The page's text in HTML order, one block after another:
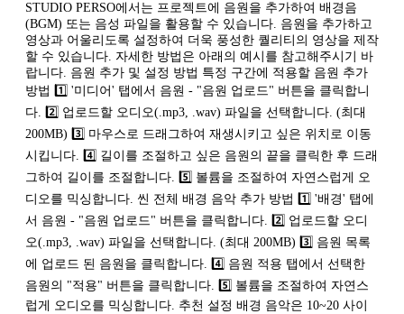
STUDIO PERSO에서는 프로젝트에 음원을 추가하여 배경음
(BGM) 또는 음성 파일을 활용할 수 있습니다. 음원을 추가하고
영상과 어울리도록 설정하여 더욱 풍성한 퀄리티의 영상을 제작
할 수 있습니다. 자세한 방법은 아래의 예시를 참고해주시기 바
랍니다. 음원 추가 및 설정 방법 특정 구간에 적용할 음원 추가
방법 1️⃣ '미디어' 탭에서 음원 - "음원 업로드" 버튼을 클릭합니
다. 2️⃣ 업로드할 오디오(.mp3, .wav) 파일을 선택합니다. (최대
200MB) 3️⃣ 마우스로 드래그하여 재생시키고 싶은 위치로 이동
시킵니다. 4️⃣ 길이를 조절하고 싶은 음원의 끝을 클릭한 후 드래
그하여 길이를 조절합니다. 5️⃣ 볼륨을 조절하여 자연스럽게 오
디오를 믹싱합니다. 씬 전체 배경 음악 추가 방법 1️⃣ '배경' 탭에
서 음원 - "음원 업로드" 버튼을 클릭합니다. 2️⃣ 업로드할 오디
오(.mp3, .wav) 파일을 선택합니다. (최대 200MB) 3️⃣ 음원 목록
에 업로드 된 음원을 클릭합니다. 4️⃣ 음원 적용 탭에서 선택한
음원의 "적용" 버튼을 클릭합니다. 5️⃣ 볼륨을 조절하여 자연스
럽게 오디오를 믹싱합니다. 추천 설정 배경 음악은 10~20 사이